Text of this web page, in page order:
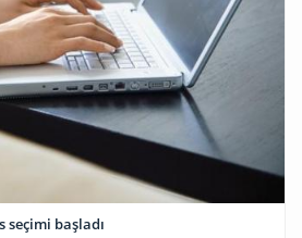
seçimi başladı